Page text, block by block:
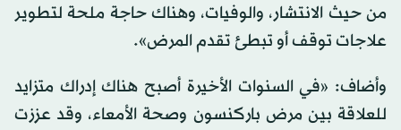
من حيث الانتشار، والوفيات، وهناك حاجة ملحة لتطوير
علاجات توقف أو تبطئ تقدم المرض».
وأضاف: «في السنوات الأخيرة أصبح هناك إدراك متزايد
للعلاقة بين مرض باركنسون وصحة الأمعاء، وقد عززت